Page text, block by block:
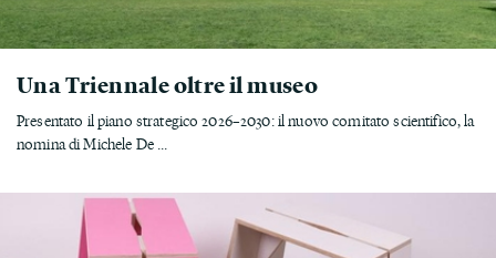
Una Triennale oltre il museo
Presentato il piano strategico 2026–2030: il nuovo comitato scientifico, la
nomina di Michele De ...